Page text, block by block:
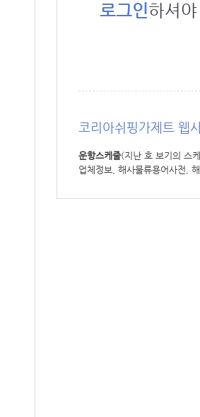
로그인하셔
코리아쉬핑가제트 웹
운항스케줄(지난 호 보기의 스
업체정보, 해사물류용어사전,